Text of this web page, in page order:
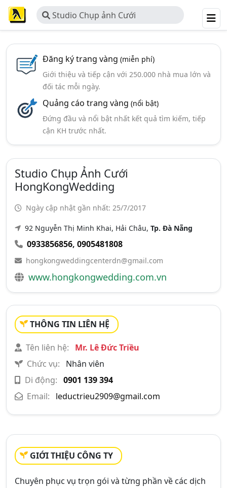
Studio Chụp ảnh Cưới
HongKongWedding
Đăng ký trang vàng (miễn phí)
Giới thiệu và tiếp cận với 250.000 nhà mua lớn và
đối tác mỗi ngày.
Quảng cáo trang vàng (nổi bật)
Đứng đầu và nổi bật nhất kết quả tìm kiếm, tiếp
cận KH trước nhất.
Studio Chụp Ảnh Cưới
HongKongWedding
Ngày cập nhật gần nhất: 25/7/2017
92 Nguyễn Thị Minh Khai, Hải Châu, Tp. Đà Nẵng
0933856856, 0905481808
hongkongweddingcenterdn@gmail.com
www.hongkongwedding.com.vn
THÔNG TIN LIÊN HỆ
Tên liên hệ:
Mr. Lê Đức Triều
Chức vụ:
Nhân viên
Di động: 0901 139 394
Email:
leductrieu2909@gmail.com
GIỚI THIỆU CÔNG TY
Chuyên phục vụ trọn gói và từng phần về các dịch